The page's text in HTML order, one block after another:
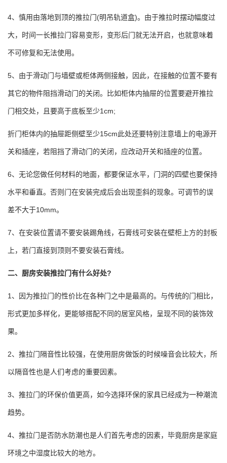
4、慎用由落地到顶的推拉门(明吊轨道盒)。由于推拉时摆动幅度过
大，时间一长推拉门容易变形，变形后门就无法开启，也就意味着
不可修复和无法使用。
5、由于滑动门与墙壁或柜体两侧接触，因此，在接触的位置不要有
其它的物件阻挡滑动门的关闭。比如柜体内抽屉的位置要避开推拉
门相交处，且要高于底板至少1cm;
折门柜体内的抽屉距侧壁至少15cm此处还要特别注意墙上的电源开
关和插座，若阻挡了滑动门的关闭，应改动开关和插座的位置。
6、无论您做任何材料的地面，都要保证水平，门洞的四壁也要保持
水平和垂直。否则门在安装完成后会出现歪斜的现象。可调节的误
差不大于10mm。
7、在安装位置请不要安装踢角线，石膏线可安装在壁柜上方的封板
上，若门直接到顶则不要安装石膏线。
二、厨房安装推拉门有什么好处?
1、因为推拉门的性价比在各种门之中是最高的。与传统的门相比，
形式更加多样化，更能够搭配不同的居室风格，呈现不同的装饰效
果。
2、推拉门隔音性比较强，在使用厨房做饭的时候噪音会比较大，所
以隔音性也是人们考虑的重要因素。
3、推拉门的环保价值更高，如今选择环保的家具已经成为一种潮流
趋势。
4、推拉门是否防水防潮也是人们首先考虑的因素，毕竟厨房是家庭
环境之中湿度比较大的地方。